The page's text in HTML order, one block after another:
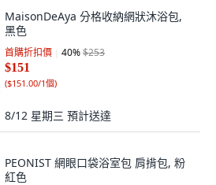
MaisonDeAya 分格收納網狀沐浴包,
黑色
首購折扣價 40%$253
$151
($151.00/1個)
8/12 星期三 預計送達
PEONIST 網眼口袋浴室包 肩揹包, 粉
紅色